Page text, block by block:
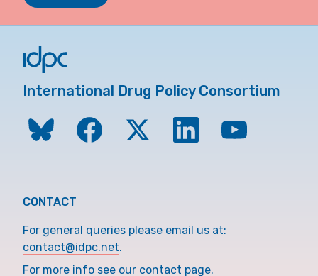
International Drug Policy Consortium
CONTACT
For general queries please email us at:
contact@idpc.net.
For more info see our contact page.